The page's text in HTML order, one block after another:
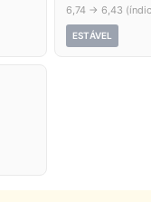
6,74 → 6,43
ESTÁVEL